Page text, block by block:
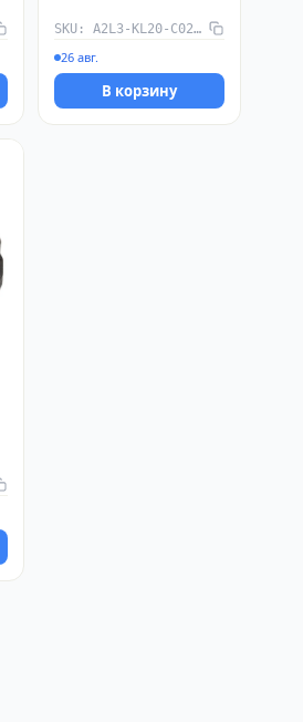
SKU: A2L3-KL20-C025-016-13
26 авг.
В корзину